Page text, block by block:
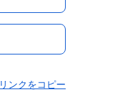
リンクをコピー